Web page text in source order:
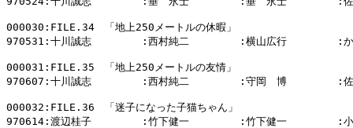
000030:FILE.34　「地上250メートルの休暇」
970531:十川誠志        :西村純二        :横山広行        :か
000031:FILE.35　「地上250メートルの友情」
970607:十川誠志        :西村純二        :守岡　博        :佐
000032:FILE.36　「迷子になった子猫ちゃん」
970614:渡辺桂子        :竹下健一        :竹下健一        :小